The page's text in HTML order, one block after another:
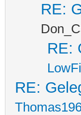
RE:
RE:
LowFi
RE: